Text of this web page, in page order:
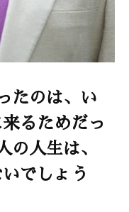
たのは、い
るためだっ
の人生は、
でしょう